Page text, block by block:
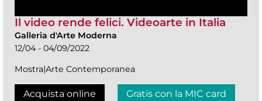
Il video rende felici. Videoarte in Italia
Galleria d'Arte Moderna
12/04 - 04/09/2022
Mostra|Arte Contemporanea
Acquista online Gratis con la MIC card